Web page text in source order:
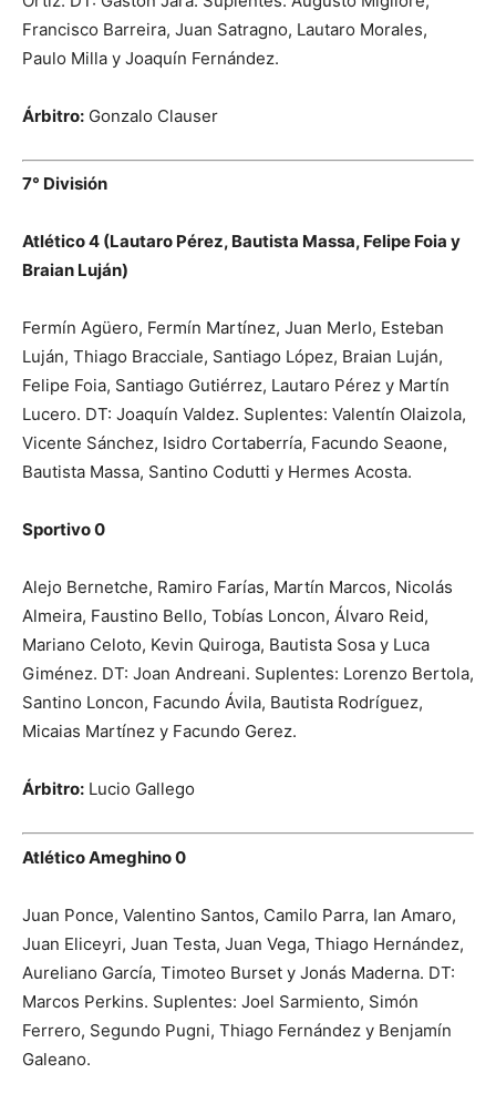
Francisco Barreira, Juan Satragno, Lautaro Morales,
Paulo Milla y Joaquín Fernández.
Árbitro: Gonzalo Clauser
7° División
Atlético 4 (Lautaro Pérez, Bautista Massa, Felipe Foia y
Braian Luján)
Fermín Agüero, Fermín Martínez, Juan Merlo, Esteban
Luján, Thiago Bracciale, Santiago López, Braian Luján,
Felipe Foia, Santiago Gutiérrez, Lautaro Pérez y Martín
Lucero. DT: Joaquín Valdez. Suplentes: Valentín Olaizola,
Vicente Sánchez, Isidro Cortaberría, Facundo Seaone,
Bautista Massa, Santino Codutti y Hermes Acosta.
Sportivo 0
Alejo Bernetche, Ramiro Farías, Martín Marcos, Nicolás
Almeira, Faustino Bello, Tobías Loncon, Álvaro Reid,
Mariano Celoto, Kevin Quiroga, Bautista Sosa y Luca
Giménez. DT: Joan Andreani. Suplentes: Lorenzo Bertola,
Santino Loncon, Facundo Ávila, Bautista Rodríguez,
Micaias Martínez y Facundo Gerez.
Árbitro: Lucio Gallego
Atlético Ameghino 0
Juan Ponce, Valentino Santos, Camilo Parra, Ian Amaro,
Juan Eliceyri, Juan Testa, Juan Vega, Thiago Hernández,
Aureliano García, Timoteo Burset y Jonás Maderna. DT:
Marcos Perkins. Suplentes: Joel Sarmiento, Simón
Ferrero, Segundo Pugni, Thiago Fernández y Benjamín
Galeano.